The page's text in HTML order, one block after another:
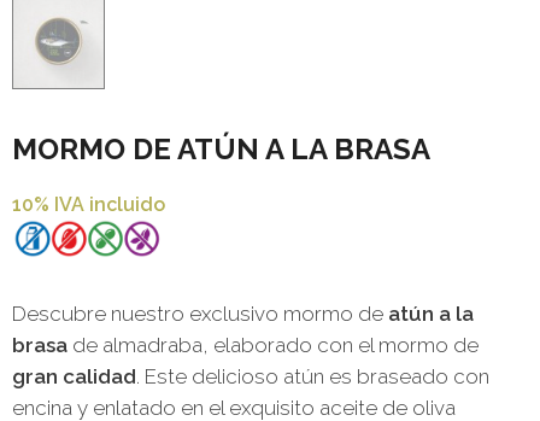
MORMO DE ATÚN A LA BRASA
10% IVA incluido
Descubre nuestro exclusivo mormo de atún a la
brasa de almadraba, elaborado con el mormo de
gran calidad. Este delicioso atún es braseado con
encina y enlatado en el exquisito aceite de oliva